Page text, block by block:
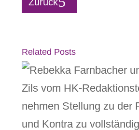
Related Posts